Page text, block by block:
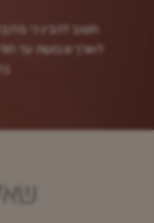
חשוב להבין כי
לאורך שבועות עד